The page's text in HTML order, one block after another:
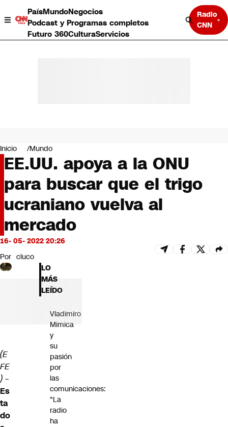
PaísMundoNegocios
Podcast y Programas completos
Futuro 360CulturaServicios
Radio
CNN
Negocios
Deportes
Programas completos
Cultura
Servicios
Bits
CNN tiempo
Futuro 360
Inicio Mundo
EE.UU. apoya a la ONU
para buscar que el trigo
ucraniano vuelva al
mercado
16- 05- 2022 20:26
Por cluco
(E
FE
) –
Es
ta
do
LO
MÁS
LEÍDO
Vladimiro
Mimica
y
su
pasión
por
las
comunicaciones:
"La
radio
ha